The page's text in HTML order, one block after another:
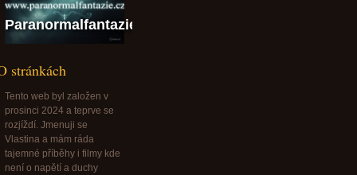
stránkách
Tento web byl založen v
prosinci 2024 a teprve se
rozjíždí. Jmenuji se
Vlastina a mám ráda
tajemné příběhy i filmy kde
není o napětí a duchy